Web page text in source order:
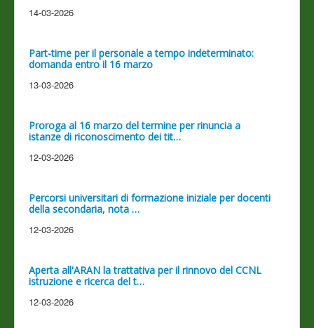
14-03-2026
Part-time per il personale a tempo indeterminato:
domanda entro il 16 marzo
13-03-2026
Proroga al 16 marzo del termine per rinuncia a
istanze di riconoscimento dei tit…
12-03-2026
Percorsi universitari di formazione iniziale per docenti
della secondaria, nota …
12-03-2026
Aperta all'ARAN la trattativa per il rinnovo del CCNL
istruzione e ricerca del t…
12-03-2026